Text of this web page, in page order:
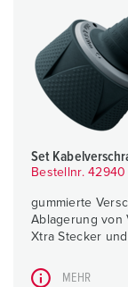
Set
Bestellnr. 42940
gummierte
Ablagerung von
Xtra Stecker
MEHR